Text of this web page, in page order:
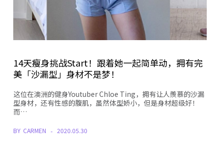
14天瘦身挑战Start！跟着她一起简单动，拥有完
美「沙漏型」身材不是梦！
这位在澳洲的健身Youtuber Chloe Ting，拥有让人羨慕的沙漏
型身材，还有性感的腹肌，虽然体型娇小，但是身材超级好！
而…
BY CARMEN 2020.05.30